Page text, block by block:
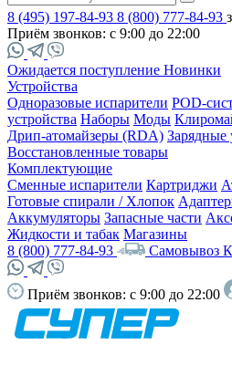
8 (495) 197-84-93 8 (800) 777-84-93
Приём звонков: с 9:00 до 22:00
Ожидается поступление Новинки
Устройства
Одноразовые испарители POD-
устройства Наборы Моды
Дрип-атомайзеры (RDA) Зарядные
Восстановленные товары
Комплектующие
Сменные испарители Картриджи
Готовые спирали / Хлопок
Аккумуляторы Запасные части
Жидкости и табак Магазины
8 (800) 777-84-93
Самовывоз
Приём звонков: с 9:00 до 22:00